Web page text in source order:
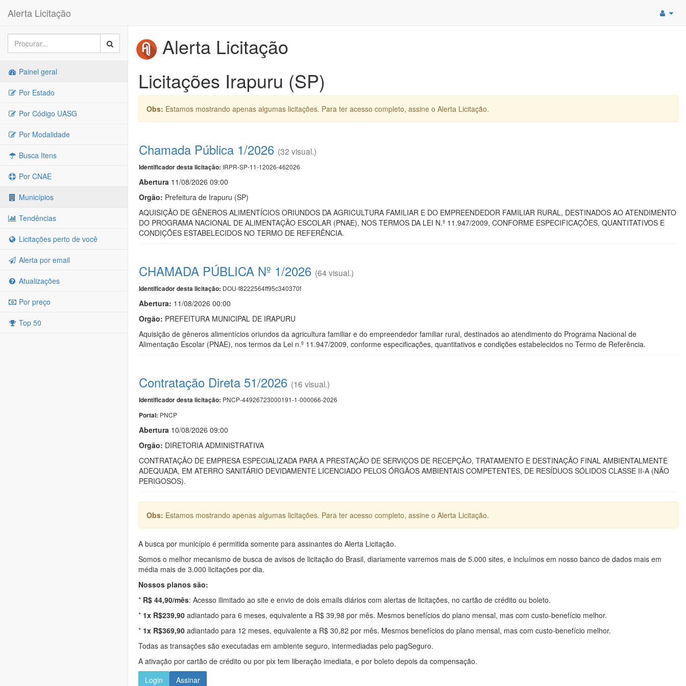
Alerta Licitação
Painel geral
Por Estado
Por Código UASG
Por Modalidade
Busca Itens
Por CNAE
Municípios
Tendências
Licitações perto de você
Alerta por email
Atualizações
Por preço
Top 50
Alerta Licitação
Licitações Irapuru (SP)
Obs: Estamos mostrando apenas algumas licitações. Para ter acesso completo, assine o Alerta Licitação.
Chamada Pública 1/2026 (32 visual.)
Identificador desta licitação: IRPR-SP-11-12026-462026
Abertura 11/08/2026 09:00
Orgão: Prefeitura de Irapuru (SP)
AQUISIÇÃO DE GÊNEROS ALIMENTÍCIOS ORIUNDOS DA AGRICULTURA FAMILIAR E DO EMPREENDEDOR FAMILIAR RURAL, DESTINADOS AO ATENDIMENTO
DO PROGRAMA NACIONAL DE ALIMENTAÇÃO ESCOLAR (PNAE), NOS TERMOS DA LEI N.º 11.947/2009, CONFORME ESPECIFICAÇÕES, QUANTITATIVOS E
CONDIÇÕES ESTABELECIDOS NO TERMO DE REFERÊNCIA.
CHAMADA PÚBLICA Nº 1/2026 (64 visual.)
Identificador desta licitação: DOU-f8222564ff95c340370f
Abertura: 11/08/2026 00:00
Orgão: PREFEITURA MUNICIPAL DE IRAPURU
Aquisição de gêneros alimentícios oriundos da agricultura familiar e do empreendedor familiar rural, destinados ao atendimento do Programa Nacional de
Alimentação Escolar (PNAE), nos termos da Lei n.º 11.947/2009, conforme especificações, quantitativos e condições estabelecidos no Termo de Referência.
Contratação Direta 51/2026 (16 visual.)
Identificador desta licitação: PNCP-44926723000191-1-000066-2026
Portal: PNCP
Abertura 10/08/2026 09:00
Orgão: DIRETORIA ADMINISTRATIVA
CONTRATAÇÃO DE EMPRESA ESPECIALIZADA PARA A PRESTAÇÃO DE SERVIÇOS DE RECEPÇÃO, TRATAMENTO E DESTINAÇÃO FINAL AMBIENTALMENTE
ADEQUADA, EM ATERRO SANITÁRIO DEVIDAMENTE LICENCIADO PELOS ÓRGÃOS AMBIENTAIS COMPETENTES, DE RESÍDUOS SÓLIDOS CLASSE II-A (NÃO
PERIGOSOS).
Obs: Estamos mostrando apenas algumas licitações. Para ter acesso completo, assine o Alerta Licitação.
A busca por município é permitida somente para assinantes do Alerta Licitação.
Somos o melhor mecanismo de busca de avisos de licitação do Brasil, diariamente varremos mais de 5.000 sites, e incluímos em nosso banco de dados mais em
média mais de 3.000 licitações por dia.
Nossos planos são:
* R$ 44,90/mês: Acesso ilimitado ao site e envio de dois emails diários com alertas de licitações, no cartão de crédito ou boleto.
* 1x R$239,90 adiantado para 6 meses, equivalente a R$ 39,98 por mês. Mesmos benefícios do plano mensal, mas com custo-benefício melhor.
* 1x R$369,90 adiantado para 12 meses, equivalente a R$ 30,82 por mês. Mesmos benefícios do plano mensal, mas com custo-benefício melhor.
Todas as transações são executadas em ambiente seguro, intermediadas pelo pagSeguro.
A ativação por cartão de crédito ou por pix tem liberação imediata, e por boleto depois da compensação.
Login
Assinar